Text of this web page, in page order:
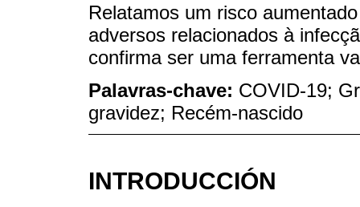
Relatamos um risco
adversos relacionados à
confirma ser uma ferramenta
Palavras-chave: COVID-19;
gravidez; Recém-nascido
INTRODUCCIÓN